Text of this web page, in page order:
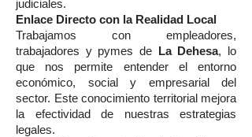
judiciales.
Enlace Directo con la Realidad Local
Trabajamos con empleadores,
trabajadores y pymes de
La Dehesa, lo
que nos permite entender el entorno
económico, social y empresarial del
sector. Este conocimiento territorial mejora
la efectividad de nuestras estrategias
legales.